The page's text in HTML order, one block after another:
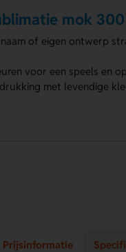
mok
of eigen ontwerp
voor een speels en
met levendige
Prijsinformatie